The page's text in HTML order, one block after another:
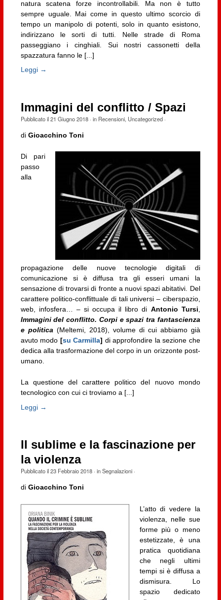
natura scatena forze incontrollabili. Ma non è tutto
sempre uguale. Mai come in questo ultimo scorcio di
tempo un manipolo di potenti, solo in quanto esistono,
indirizzano le sorti di tutti. Nelle strade di Roma
passeggiano i cinghiali. Sui nostri cassonetti della
spazzatura fanno le [...]
Leggi →
Immagini del conflitto / Spazi
Pubblicato il21 Giugno 2018· in Recensioni, Uncategorized·
di Gioacchino Toni
Di pari
passo
alla
propagazione delle nuove tecnologie digitali di
comunicazione si è diffusa tra gli esseri umani la
sensazione di trovarsi di fronte a nuovi spazi abitativi. Del
carattere politico-conflittuale di tali universi – ciberspazio,
web, infosfera… – si occupa il libro di Antonio Tursi
Immagini del conflitto. Corpi e spazi tra fantascienza
e politica (Meltemi, 2018), volume di cui abbiamo già
avuto modo [su Carmilla] di approfondire la sezione che
dedica alla trasformazione del corpo in un orizzonte post-
umano.
La questione del carattere politico del nuovo mondo
tecnologico con cui ci troviamo a [...]
Leggi →
Il sublime e la fascinazione per
la violenza
Pubblicato il23 Febbraio 2018· inSegnalazioni·
di Gioacchino Toni
L’atto di vedere la
violenza, nelle sue
forme più o meno
estetizzate, è una
pratica quotidiana
che negli ultimi
tempi si è diffusa a
dismisura. Lo
spazio dedicato